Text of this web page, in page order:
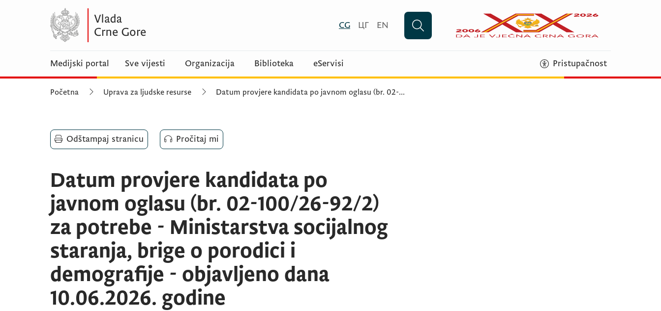
CG ЦГ EN
Medijski portal Sve vijesti Organizacija Biblioteka eServisi Pristupačnost
Početna Uprava za ljudske resurse Datum provjere kandidata po javnom oglasu (br. 02-...
Odštampaj stranicu Pročitaj mi
Datum provjere kandidata po
javnom oglasu (br. 02-100/26-92/2)
za potrebe - Ministarstva socijalnog
staranja, brige o porodici i
demografije - objavljeno dana
10.06.2026. godine